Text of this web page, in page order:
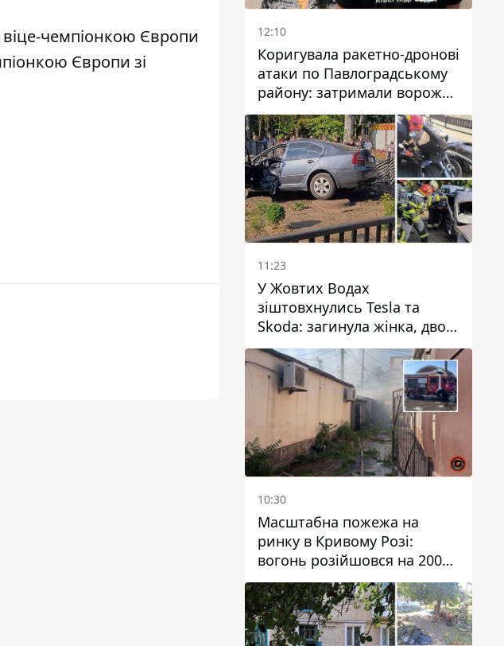
чемпіонкою Європи
Європи зі
12:10
Коригувала ракетно-дронові
атаки по Павлоградському
району: затримали ворожу
агентку
11:23
У Жовтих Водах
зіштовхнулись Tesla та
Skoda: загинула жінка, двоє
людей постраждали
10:30
Масштабна пожежа на
ринку в Кривому Розі:
вогонь розійшовся на 200
квадратних метрів